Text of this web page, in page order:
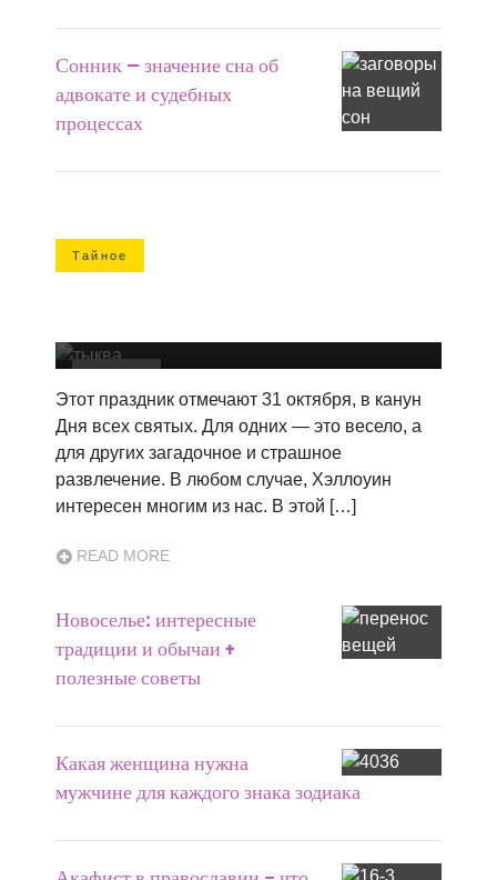
Сонник — значение сна об
адвокате и судебных
процессах
Тайное
ТОП 16 интересных фактов про
Этот праздник отмечают 31 октября, в канун
Дня всех святых. Для одних — это весело, а
для других загадочное и страшное
развлечение. В любом случае, Хэллоуин
интересен многим из нас. В этой […]
READ MORE
Новоселье: интересные
традиции и обычаи +
полезные советы
Какая женщина нужна
мужчине для каждого знака зодиака